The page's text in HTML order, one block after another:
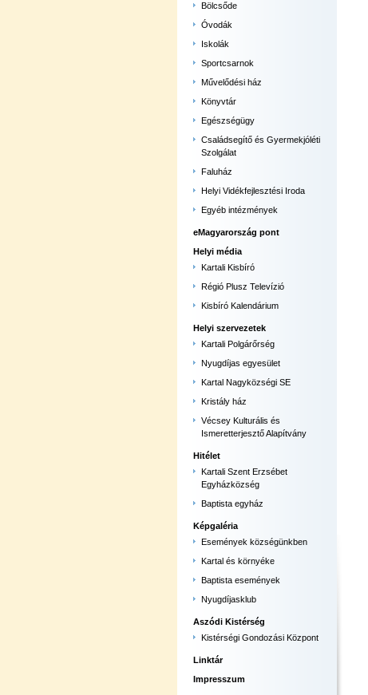
Bölcsőde
Óvodák
Iskolák
Sportcsarnok
Művelődési ház
Könyvtár
Egészségügy
Családsegítő és Gyermekjóléti
Szolgálat
Faluház
Helyi Vidékfejlesztési Iroda
Egyéb intézmények
eMagyarország pont
Helyi média
Kartali Kisbíró
Régió Plusz Televízió
Kisbíró Kalendárium
Helyi szervezetek
Kartali Polgárőrség
Nyugdíjas egyesület
Kartal Nagyközségi SE
Kristály ház
Vécsey Kulturális és
Ismeretterjesztő Alapítvány
Hitélet
Kartali Szent Erzsébet
Egyházközség
Baptista egyház
Képgaléria
Események községünkben
Kartal és környéke
Baptista események
Nyugdíjasklub
Aszódi Kistérség
Kistérségi Gondozási Központ
Linktár
Impresszum